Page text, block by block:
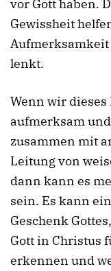
vor Gott haben.
Gewissheit
lenkt.
Wenn wir dieses
aufmerksam
zusammen mit
Leitung von
dann kann es
sein. Es kann
Geschenk
Gott in Christus
erkennen und